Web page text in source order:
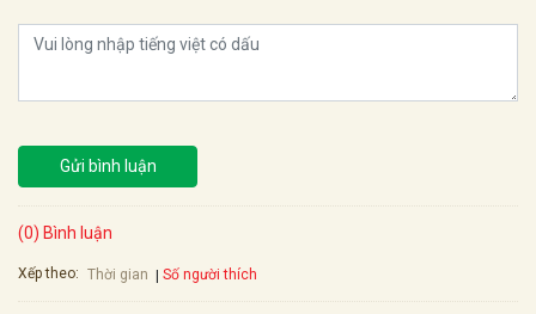
Gửi bình luận
(0) Bình luận
Xếp theo: Thời gian Số người thích